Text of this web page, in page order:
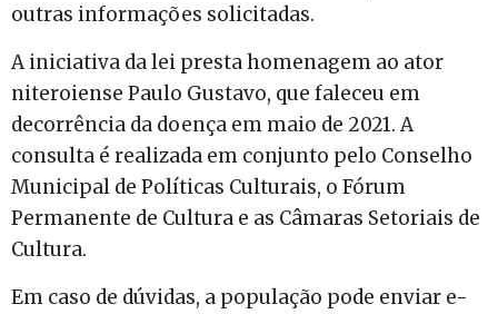
outras informações solicitadas.
A iniciativa da lei presta homenagem ao ator
niteroiense Paulo Gustavo, que faleceu em
decorrência da doença em maio de 2021. A
consulta é realizada em conjunto pelo Conselho
Municipal de Políticas Culturais, o Fórum
Permanente de Cultura e as Câmaras Setoriais de
Cultura.
Em caso de dúvidas, a população pode enviar e-